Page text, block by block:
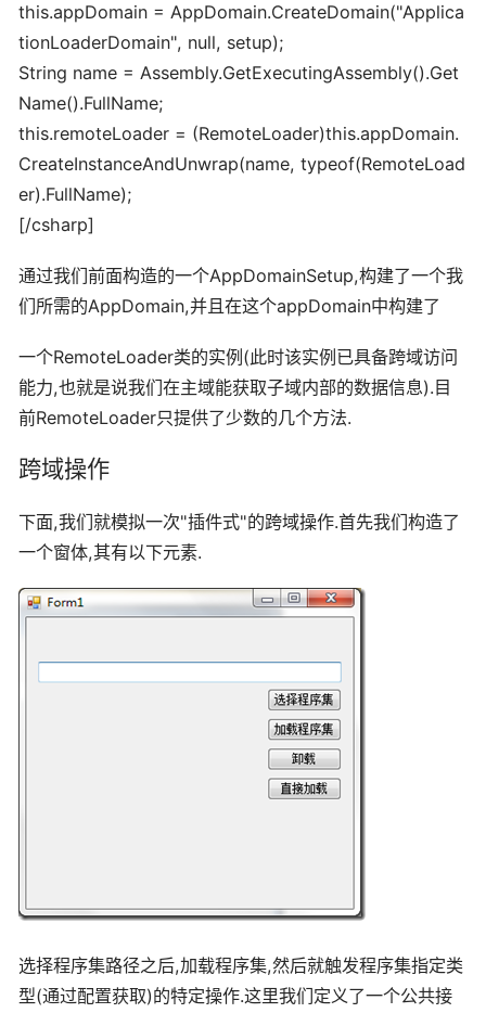
this.appDomain = AppDomain.CreateDomain("Applica
tionLoaderDomain", null, setup);
String name = Assembly.GetExecutingAssembly().Get
Name().FullName;
this.remoteLoader = (RemoteLoader)this.appDomain.
CreateInstanceAndUnwrap(name, typeof(RemoteLoad
er).FullName);
[/csharp]
通过我们前面构造的一个AppDomainSetup,构建了一个我
们所需的AppDomain,并且在这个appDomain中构建了
一个RemoteLoader类的实例(此时该实例已具备跨域访问
能力,也就是说我们在主域能获取子域内部的数据信息).目
前RemoteLoader只提供了少数的几个方法.
跨域操作
下面,我们就模拟一次"插件式"的跨域操作.首先我们构造了
一个窗体,其有以下元素.
选择程序集路径之后,加载程序集,然后就触发程序集指定类
型(通过配置获取)的特定操作.这里我们定义了一个公共接